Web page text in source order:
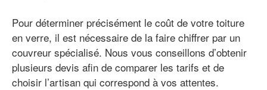
Pour déterminer précisément le coût de votre toiture
en verre, il est nécessaire de la faire chiffrer par un
couvreur spécialisé. Nous vous conseillons d’obtenir
plusieurs devis afin de comparer les tarifs et de
choisir l’artisan qui correspond à vos attentes.